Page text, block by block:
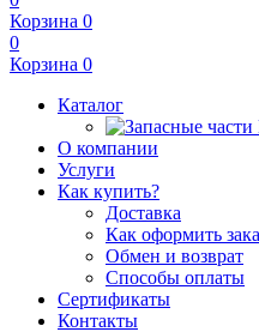
Корзина 0
0
Корзина 0
Каталог
О компании
Услуги
Как купить?
Доставка
Как оформить
Обмен и возврат
Способы оплаты
Сертификаты
Контакты